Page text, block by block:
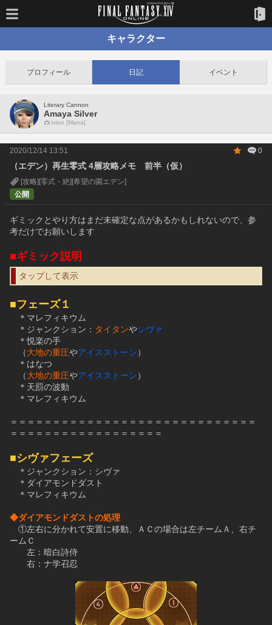
キャラクター
プロフィール 日記 イベント
Literary Cannon
Amaya Silver
Ixion [Mana]
2020/12/14 13:51 0
（エデン）再生零式 4層攻略メモ 前半（仮）
[攻略] [零式・絶] [希望の園エデン]
公開
ギミックとやり方はまだ未確定な点があるかもしれないので、参
考だけでお願いします
■ギミック説明
タップして表示
■フェーズ１
＊マレフィキウム
＊ジャンクション： タイタンやシヴァ
＊悦楽の手
（大地の重圧やアイスストーン）
＊はなつ
（大地の重圧やアイスストーン）
＊天罰の波動
＊マレフィキウム
＝＝＝＝＝＝＝＝＝＝＝＝＝＝＝＝＝＝＝＝＝＝＝＝＝＝＝＝＝
＝＝＝＝＝＝＝＝＝＝＝＝＝＝＝＝＝＝
■シヴァフェーズ
＊ジャンクション：シヴァ
＊ダイアモンドダスト
＊マレフィキウム
◆ダイアモンドダストの処理
①左右に分かれて安置に移動、ＡＣの場合は左チームＡ、右チ
ームＣ
左：暗白詩侍
右：ナ学召忍